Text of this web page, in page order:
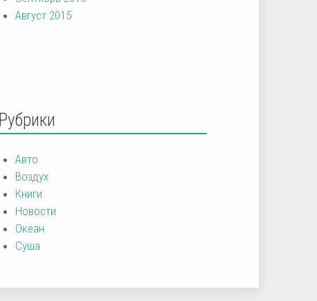
Август 2015
Рубрики
Авто
Воздух
Книги
Новости
Океан
Суша